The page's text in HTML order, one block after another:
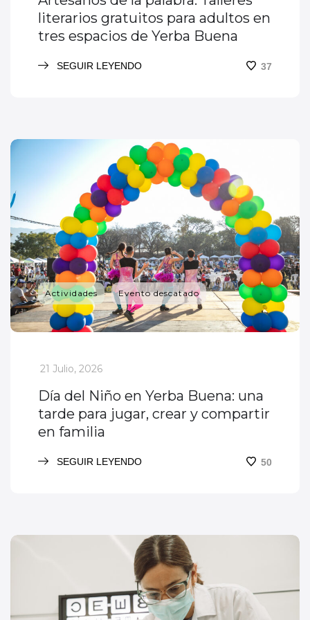
literarios gratuitos para adultos en
tres espacios de Yerba Buena
SEGUIR LEYENDO 37
Actividades Evento descatado
_
21 Julio, 2026
Día del Niño en Yerba Buena: una
tarde para jugar, crear y compartir
en familia
SEGUIR LEYENDO 50